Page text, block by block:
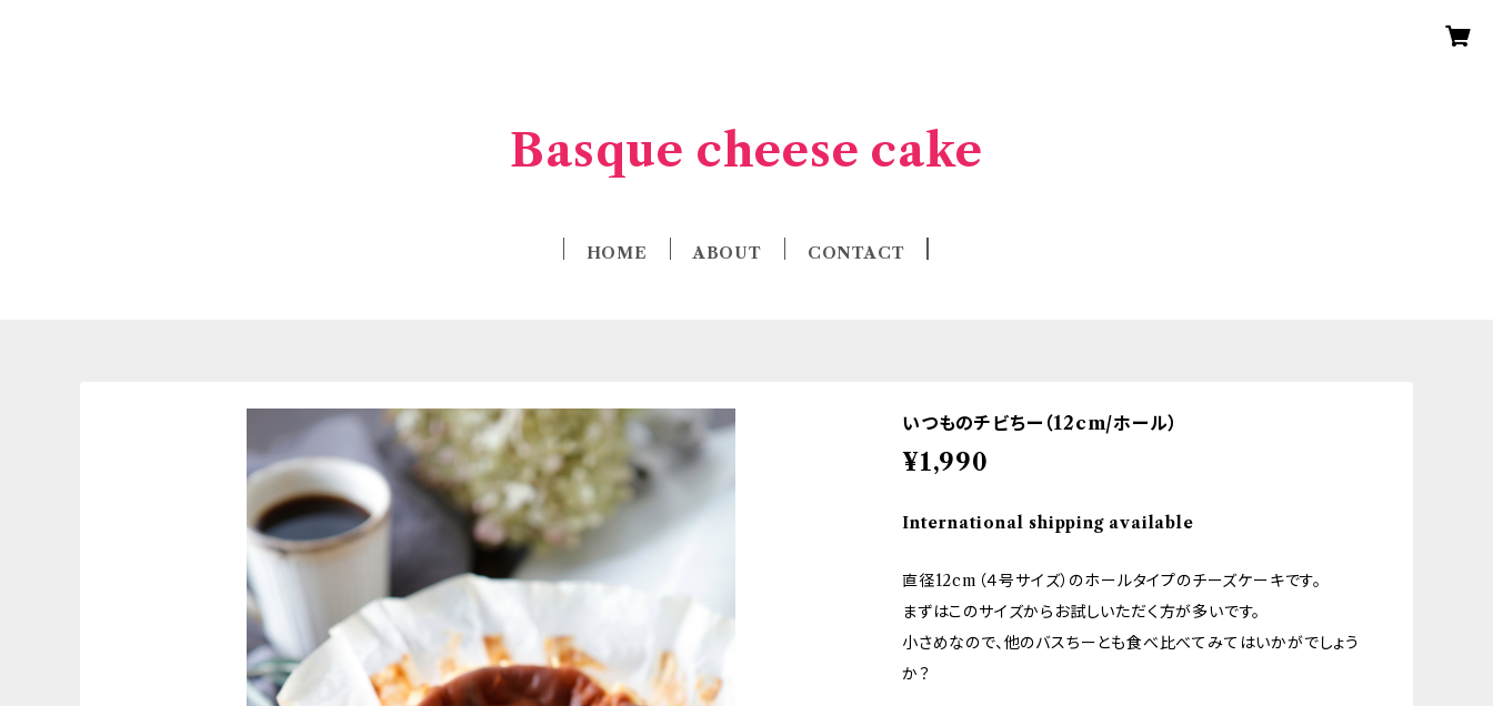
Basque cheese cake
HOME ABOUT CONTACT
いつものチビちー（12cm/ホール）
¥1,990
International shipping available
直径12cm（４号サイズ）のホールタイプのチーズケーキです。
まずはこのサイズからお試しいただく方が多いです。
小さめなので、他のバスちーとも食べ比べてみてはいかがでしょう
か？